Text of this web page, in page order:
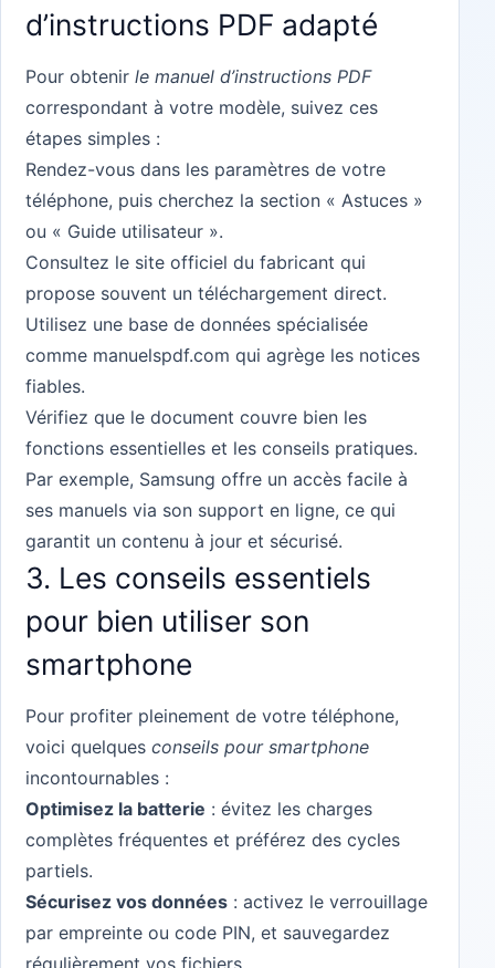
d’instructions PDF adapté
Pour obtenirle manuel d’instructions PDF
correspondant à votre modèle, suivez ces
étapes simples :
Rendez-vous dans les paramètres de votre
téléphone, puis cherchez la section « Astuces »
ou « Guide utilisateur ».
Consultez le site officiel du fabricant qui
propose souvent un téléchargement direct.
Utilisez une base de données spécialisée
comme manuelspdf.com qui agrège les notices
fiables.
Vérifiez que le document couvre bien les
fonctions essentielles et les conseils pratiques.
Par exemple, Samsung offre un accès facile à
ses manuels via son support en ligne, ce qui
garantit un contenu à jour et sécurisé.
3. Les conseils essentiels
pour bien utiliser son
smartphone
Pour profiter pleinement de votre téléphone,
voici quelquesconseils pour smartphone
incontournables :
Optimisez la batterie : évitez les charges
complètes fréquentes et préférez des cycles
partiels.
Sécurisez vos données : activez le verrouillage
par empreinte ou code PIN, et sauvegardez
régulièrement vos fichiers.